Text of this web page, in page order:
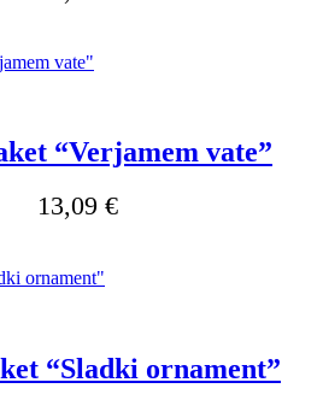
Možnosti
“Verjamem vate”
13,09 €
“Sladki ornament”